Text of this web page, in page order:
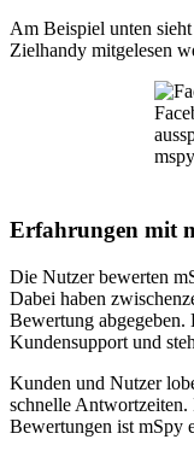
Am Beispiel unten
Zielhandy mitgelesen
Erfahrungen mit
Die Nutzer bewerten
Dabei haben
Bewertung
Kundensupport und
Kunden und Nutzer
schnelle
Bewertungen ist mSpy